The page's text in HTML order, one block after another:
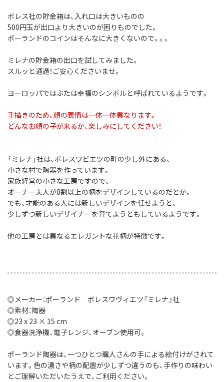
ボレス社の貯金箱は、入れ口は大きいものの
500円玉が出口より大きいのが困りものでした。
ポーランドのコインはそんなに大きくないので。。。
ミレナの貯金箱の出口を試してみました。
スルッと通過！ご安心くださいませ。
ヨーロッパではぶたは幸福のシンボルと呼ばれているようです。
手描きのため、顔の表情は一体一体異なります。
どんなお顔の子が来るか、楽しみにしてください！
「ミレナ」社は、ボレスワビエツの町の少し外にある、
小さな村で陶器を作っています。
家族経営の小さな工房ですので、
オーナー夫人が8割以上の柄をデザインしているのだとか。
でも、才能のある人には新しいデザインを任せようと、
少しずつ新しいデザイナーを育てようともしているようです。
他の工房とは異なるエレガントな花柄が特徴です。
◎メーカー：ポーランド ボレスワヴィエツ『ミレナ』社
◎素材：陶器
◎23 x 23 × 15 cm
◎食器洗浄機、電子レンジ、オーブン使用可。
ポーランド陶器は、一つひとつ職人さんの手による絵付けがされて
います。色の濃さや柄の配置が少しずつ違うのも、手作りの味わい
とご理解いただいたうえで、ご利用ください。